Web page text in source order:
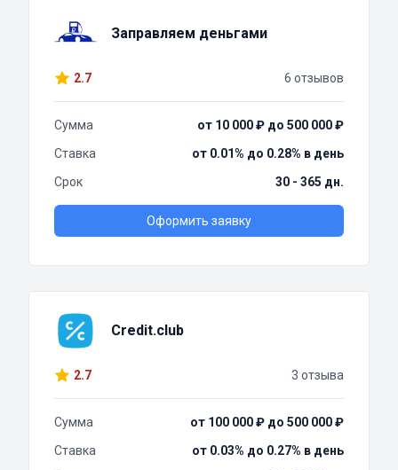
Заправляем деньгами
2.7 6 отзывов
Сумма
от 10 000 ₽ до 500 000 ₽
Ставка
от 0.01% до 0.28% в день
Срок
30 - 365 дн.
Оформить заявку
Credit.club
2.7 3 отзыва
Сумма
от 100 000 ₽ до 500 000 ₽
Ставка
от 0.03% до 0.27% в день